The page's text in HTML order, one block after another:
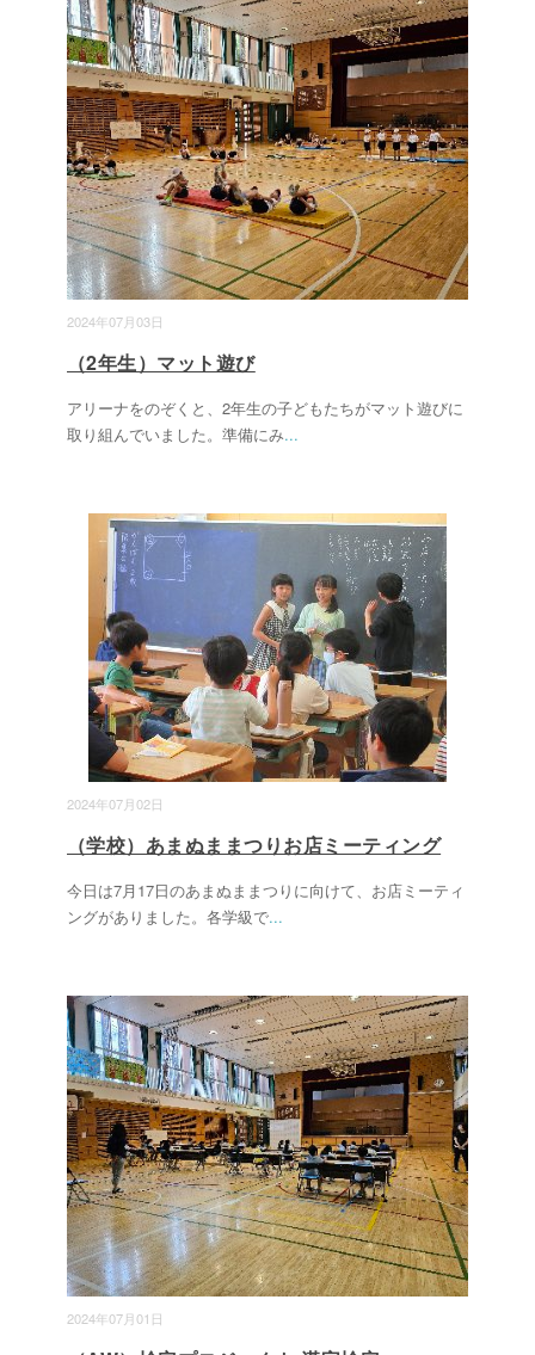
2024年07月03日
（2年生）マット遊び
アリーナをのぞくと、2年生の子どもたちがマット遊びに
取り組んでいました。準備にみ...
2024年07月02日
（学校）あまぬままつりお店ミーティング
今日は7月17日のあまぬままつりに向けて、お店ミーティ
ングがありました。各学級で...
2024年07月01日